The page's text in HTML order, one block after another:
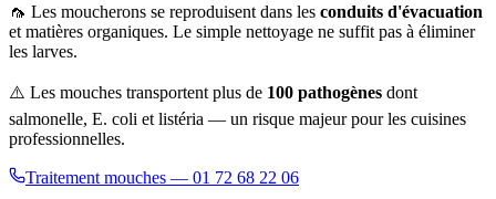
🦟 Les moucherons se reproduisent dans les conduits d'évacuation
et matières organiques. Le simple nettoyage ne suffit pas à éliminer
les larves.
⚠️ Les mouches transportent plus de 100 pathogènes dont
salmonelle, E. coli et listéria — un risque majeur pour les cuisines
professionnelles.
Traitement mouches — 01 72 68 22 06